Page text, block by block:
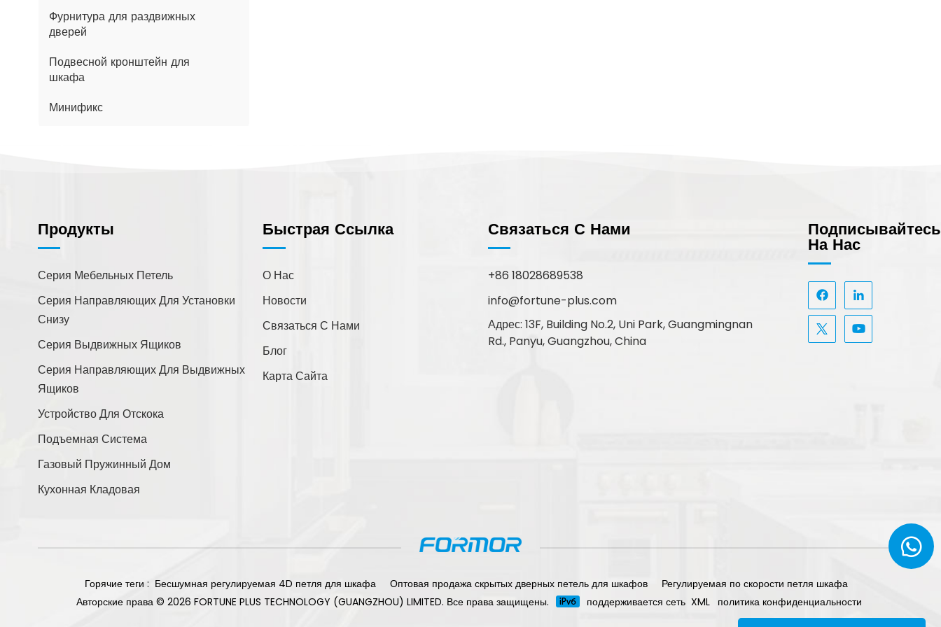
Фурнитура для раздвижных
дверей
Подвесной кронштейн для
шкафа
Минификс
Вы можете связаться с нами
любым удобным для вас
способом. Мы доступны
почте или телефону.
Связаться С Нами
Новые Продукты
Прямое основание,
угол наклона 105
градусов, вес 85 г,
петли с плавным
Читать Далее
накладная
отверстия,
никелированное
покрытие.
Продукты
Серия Мебельных Петель
Серия Направляющих Для Установки
Снизу
Серия Выдвижных Ящиков
Серия Направляющих Для Выдвижных
Ящиков
Устройство Для Отскока
Подъемная Система
Газовый Пружинный Дом
Кухонная Кладовая
Быстрая Ссылка
О Нас
Новости
Связаться С Нами
Блог
Карта Сайта
Связаться С Нами
+86 18028689538
info@fortune-plus.com
Адрес: 13F, Building No.2, Uni Park, Guangmingnan
Rd., Panyu, Guangzhou, China
Подписывайтесь
На Нас
Горячие теги : Бесшумная регулируемая 4D петля для шкафа Оптовая продажа скрытых дверных петель для шкафов
Регулируемая по скорости петля шкафа
Авторские права © 2026 FORTUNE PLUS TECHNOLOGY (GUANGZHOU) LIMITED. Все права защищены.
поддерживается сеть XML политика конфиденциальности